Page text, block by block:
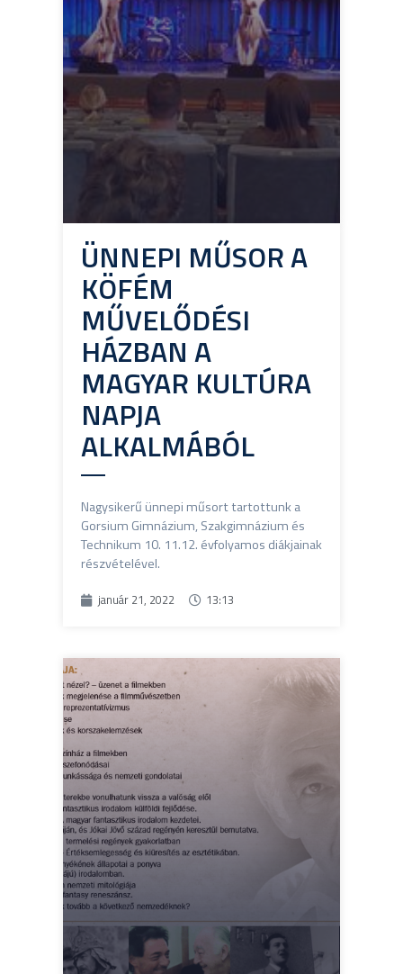
ÜNNEPI MŰSOR A
KÖFÉM
MŰVELŐDÉSI
HÁZBAN A
MAGYAR KULTÚRA
NAPJA
ALKALMÁBÓL
Nagysikerű ünnepi műsort tartottunk a
Gorsium Gimnázium, Szakgimnázium és
Technikum 10. 11.12. évfolyamos diákjainak
részvételével.
január 21, 2022 13:13